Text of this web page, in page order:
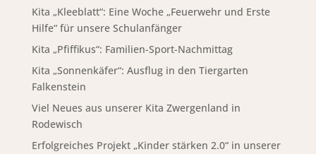
Kita „Kleeblatt“: Eine Woche „Feuerwehr und Erste
Hilfe“ für unsere Schulanfänger
Kita „Pfiffikus“: Familien-Sport-Nachmittag
Kita „Sonnenkäfer“: Ausflug in den Tiergarten
Falkenstein
Viel Neues aus unserer Kita Zwergenland in
Rodewisch
Erfolgreiches Projekt „Kinder stärken 2.0“ in unserer